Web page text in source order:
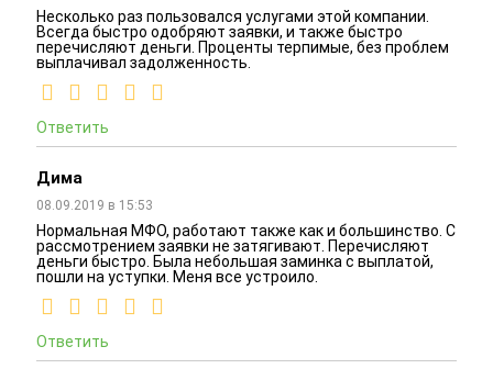
Несколько раз пользовался услугами этой компании.
Всегда быстро одобряют заявки, и также быстро
перечисляют деньги. Проценты терпимые, без проблем
выплачивал задолженность.
Ответить
Дима
08.09.2019 в 15:53
Нормальная МФО, работают также как и большинство. С
рассмотрением заявки не затягивают. Перечисляют
деньги быстро. Была небольшая заминка с выплатой,
пошли на уступки. Меня все устроило.
Ответить